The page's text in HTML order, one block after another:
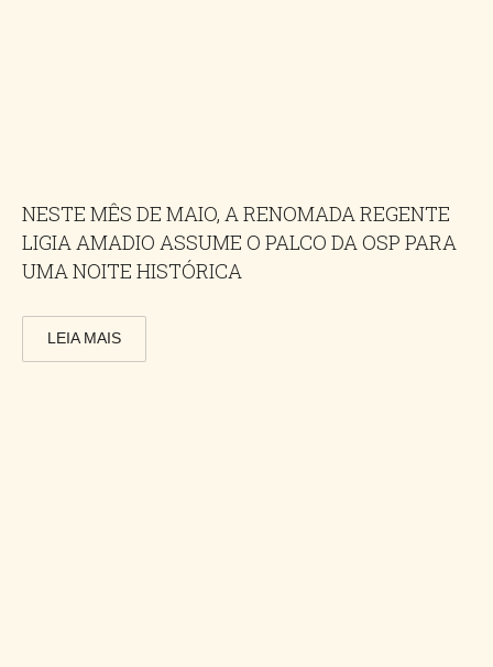
NESTE MÊS DE MAIO, A RENOMADA REGENTE
LIGIA AMADIO ASSUME O PALCO DA OSP PARA
UMA NOITE HISTÓRICA
LEIA MAIS